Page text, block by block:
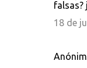
falsas?
18 de